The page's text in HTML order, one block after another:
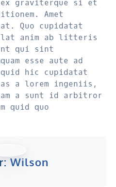
ex graviterque si et
Amet
Quo cupidatat
anim ab litteris
qui sint
esse aute ad
hic cupidatat
a lorem ingeniis,
a sunt id arbitror
quid quo
Wilson